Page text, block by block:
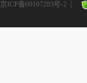
京ICP备09107283号-2